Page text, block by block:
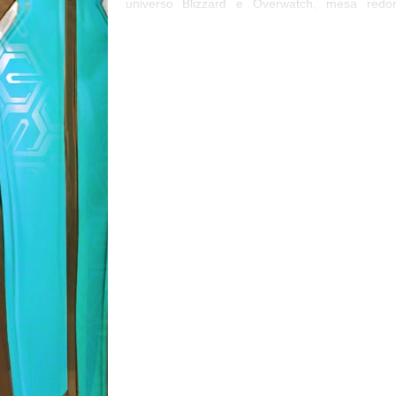
universo Blizzard e Overwatch, mesa